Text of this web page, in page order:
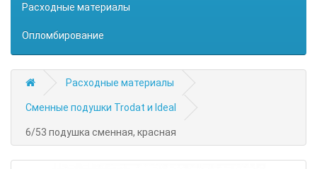
Расходные материалы
Опломбирование
Расходные материалы
Сменные подушки Trodat и Ideal
6/53 подушка сменная, красная